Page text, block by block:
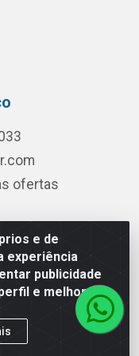
e de
experiência
publicidade
e melhorar a
ofertas
Cavalcanti,
010 - CNPJ